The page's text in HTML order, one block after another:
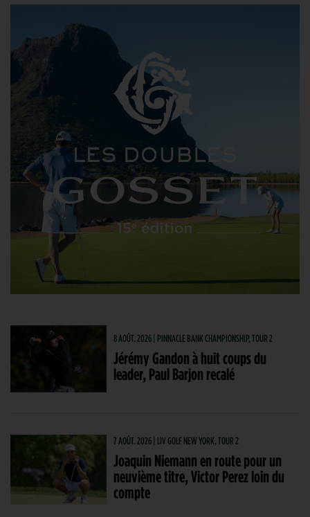
8 AOÛT. 2026 | PINNACLE BANK CHAMPIONSHIP, TOUR 2
Jérémy Gandon à huit coups du
leader, Paul Barjon recalé
7 AOÛT. 2026 | LIV GOLF NEW YORK, TOUR 2
Joaquin Niemann en route pour un
neuvième titre, Victor Perez loin du
compte